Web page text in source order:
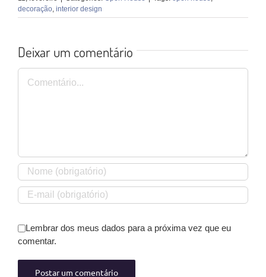
decoração interior design
Deixar um comentário
Comentário
Lembrar dos meus dados para a próxima vez que eu
comentar.